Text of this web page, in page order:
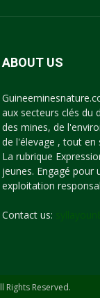
ABOUT US
aux secteurs clés du
des mines, de
de l'élevage , tout en
La rubrique
jeunes. Engagé
exploitation
Contact us:
Rights Reserved.